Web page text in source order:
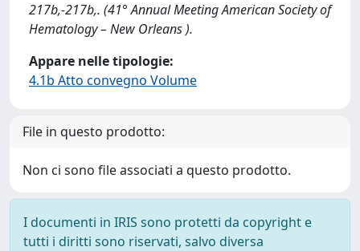
217b,-217b,. (41° Annual Meeting American Society of
Hematology – New Orleans ).
Appare nelle tipologie:
4.1b Atto convegno Volume
File in questo prodotto:
Non ci sono file associati a questo prodotto.
I documenti in IRIS sono protetti da copyright e
tutti i diritti sono riservati, salvo diversa